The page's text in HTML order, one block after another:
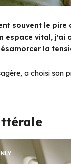
souvent le
espace vital,
la
a choisi son